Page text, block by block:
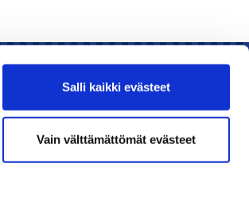
Salli kaikki evästeet
Vain välttämättömät evästeet
Liity jäseneksi